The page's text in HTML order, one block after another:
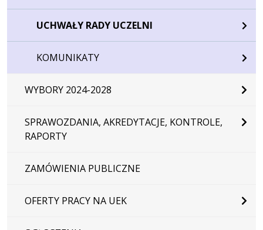
UCHWAŁY RADY UCZELNI
KOMUNIKATY
WYBORY 2024-2028
SPRAWOZDANIA, AKREDYTACJE, KONTROLE,
RAPORTY
ZAMÓWIENIA PUBLICZNE
OFERTY PRACY NA UEK